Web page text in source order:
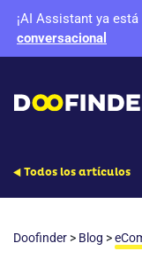
¡AI Assistant ya está
conversacional
Todos los artículos
Doofinder > Blog >